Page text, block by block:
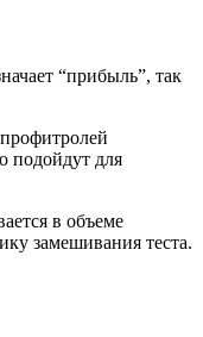
“прибыль”, так
подойдут для
в объеме
замешивания теста.